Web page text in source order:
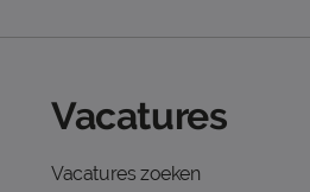
Vacatures
Vacatures zoeken